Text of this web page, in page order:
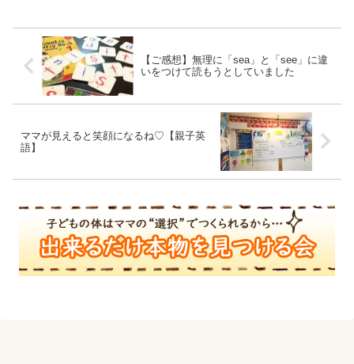
【ご感想】無理に「sea」と「see」に違
いをつけて読もうとしていました
ママが見えると笑顔になるね♡【親子英
語】